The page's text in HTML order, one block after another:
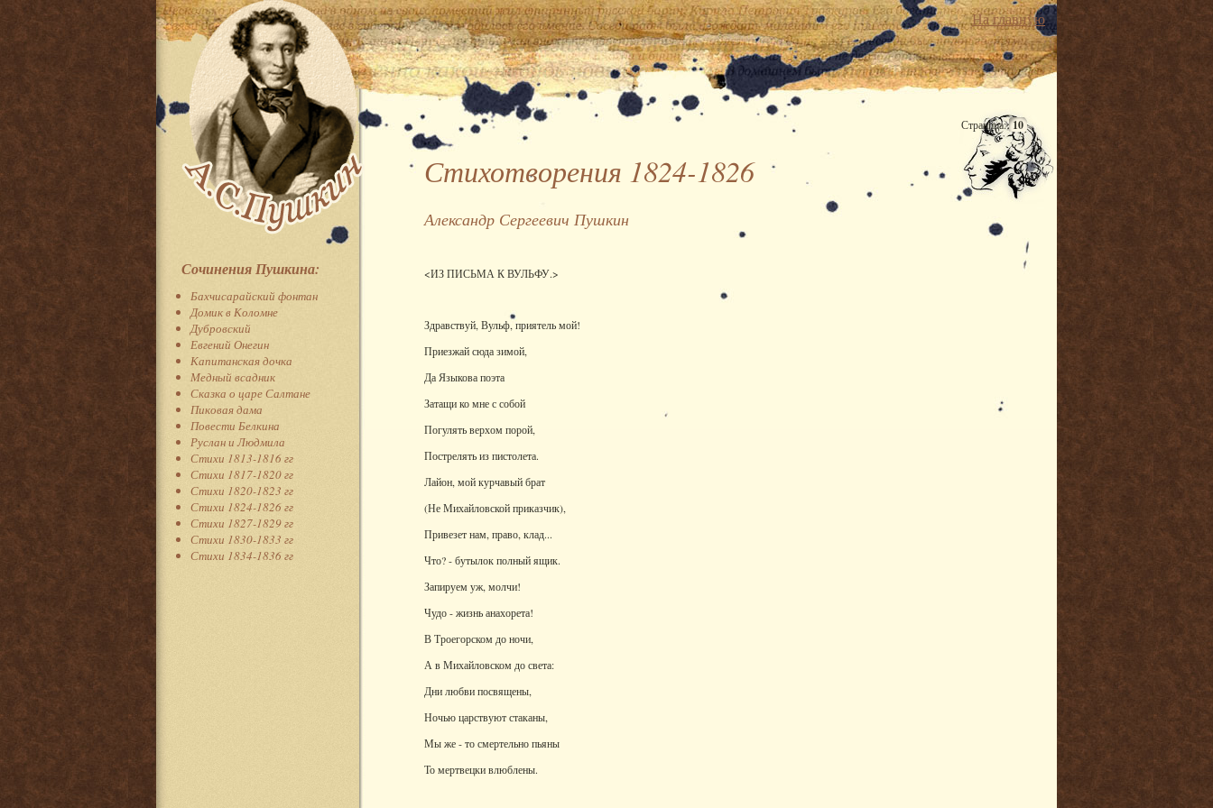
Сочинения Пушкина:
Бахчисарайский фонтан
Домик в Коломне
Дубровский
Евгений Онегин
Капитанская дочка
Медный всадник
Сказка о царе Салтане
Пиковая дама
Повести Белкина
Руслан и Людмила
Стихи 1813-1816 гг
Стихи 1817-1820 гг
Стихи 1820-1823 гг
Стихи 1824-1826 гг
Стихи 1827-1829 гг
Стихи 1830-1833 гг
Стихи 1834-1836 гг
На главную
Страница: 10
Стихотворения 1824-1826
Александр Сергеевич Пушкин
<ИЗ ПИСЬМА К ВУЛЬФУ.>
Здравствуй, Вульф, приятель мой!
Приезжай сюда зимой,
Да Языкова поэта
Затащи ко мне с собой
Погулять верхом порой,
Пострелять из пистолета.
Лайон, мой курчавый брат
(Не Михайловской приказчик),
Привезет нам, право, клад...
Что? - бутылок полный ящик.
Запируем уж, молчи!
Чудо - жизнь анахорета!
В Троегорском до ночи,
А в Михайловском до света:
Дни любви посвящены,
Ночью царствуют стаканы,
Мы же - то смертельно пьяны
То мертвецки влюблены.